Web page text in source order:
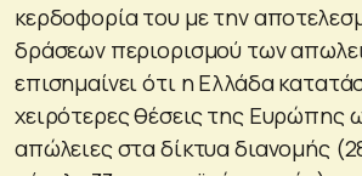
κερδοφορία του με την
δράσεων περιορισμού των
επισημαίνει ότι η Ελλάδα
χειρότερες θέσεις της Ευρώπης
απώλειες στα δίκτυα διανομής